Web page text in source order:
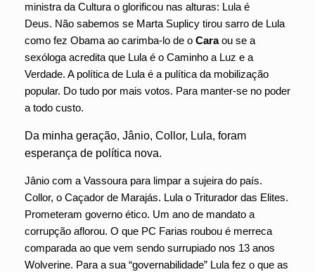
ministra da Cultura o glorificou nas alturas: Lula é
Deus. Não sabemos se Marta Suplicy tirou sarro de Lula
como fez Obama ao carimba-lo de o Caraou se a
sexóloga acredita que Lula é o Caminho a Luz e a
Verdade. A política de Lula é a pulítica da mobilização
popular. Do tudo por mais votos. Para manter-se no poder
a todo custo.
Da minha geração, Jânio, Collor, Lula, foram
esperança de política nova.
Jânio com a Vassoura para limpar a sujeira do país.
Collor, o Caçador de Marajás. Lula o Triturador das Elites.
Prometeram governo ético. Um ano de mandato a
corrupção aflorou. O que PC Farias roubou é merreca
comparada ao que vem sendo surrupiado nos 13 anos
Wolverine. Para a sua “governabilidade” Lula fez o que as